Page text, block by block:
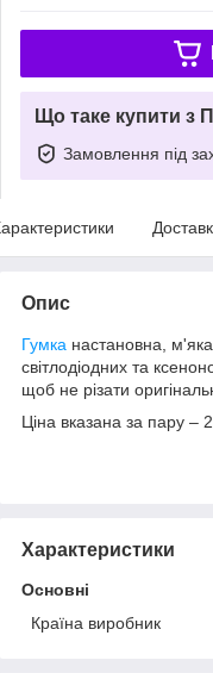
Що таке купити з
Замовлення під
Опис
Гумка настановна,
світлодіодних та
щоб не різати
Ціна вказана за пару –
Характеристики
Основні
Країна виробник